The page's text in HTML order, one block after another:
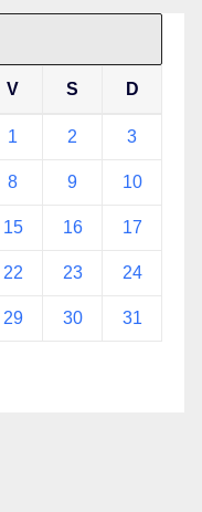
V S D
1 2 3
8 9 10
15 16 17
22 23 24
29 30 31